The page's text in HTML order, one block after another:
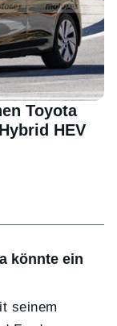
Toyota
HEV
könnte ein
seinem